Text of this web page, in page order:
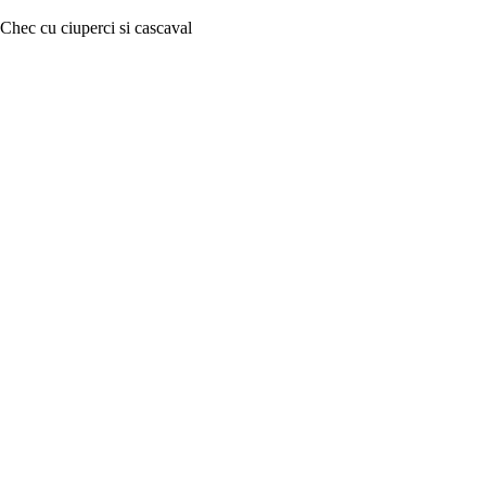
Chec cu ciuperci si cascaval